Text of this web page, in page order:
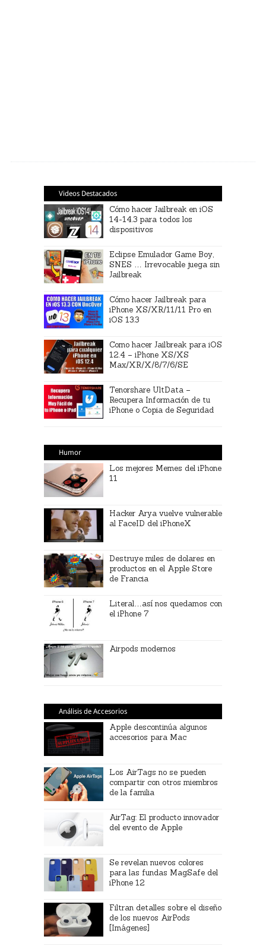
Videos Destacados
Cómo hacer Jailbreak en iOS
14-14.3 para todos los
dispositivos
Eclipse Emulador Game Boy,
SNES … Irrevocable juega sin
Jailbreak
Cómo hacer Jailbreak para
iPhone XS/XR/11/11 Pro en
iOS 13.3
Como hacer Jailbreak para iOS
12.4 – iPhone XS/XS
Max/XR/X/8/7/6/SE
Tenorshare UltData –
Recupera Información de tu
iPhone o Copia de Seguridad
Humor
Los mejores Memes del iPhone
11
Hacker Arya vuelve vulnerable
al FaceID del iPhoneX
Destruye miles de dolares en
productos en el Apple Store
de Francia
Literal…así nos quedamos con
el iPhone 7
Airpods modernos
Análisis de Accesorios
Apple descontinúa algunos
accesorios para Mac
Los AirTags no se pueden
compartir con otros miembros
de la familia
AirTag: El producto innovador
del evento de Apple
Se revelan nuevos colores
para las fundas MagSafe del
iPhone 12
Filtran detalles sobre el diseño
de los nuevos AirPods
[Imágenes]